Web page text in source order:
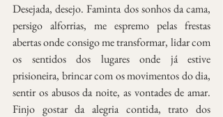
Desejada, desejo. Faminta dos sonhos da cama,
persigo alforrias, me espremo pelas frestas
abertas onde consigo me transformar, lidar com
os sentidos dos lugares onde já estive
prisioneira, brincar com os movimentos do dia,
sentir os abusos da noite, as vontades de amar.
Finjo gostar da alegria contida, trato dos